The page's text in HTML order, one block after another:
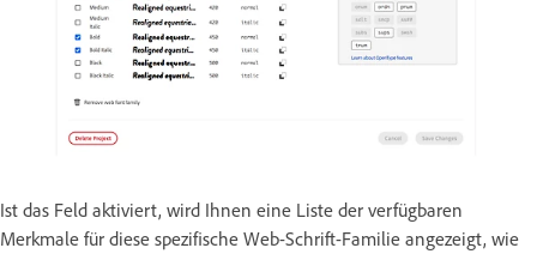
Ist das Feld aktiviert, wird Ihnen eine Liste der verfügbaren
Merkmale für diese spezifische Web-Schrift-Familie angezeigt, wie